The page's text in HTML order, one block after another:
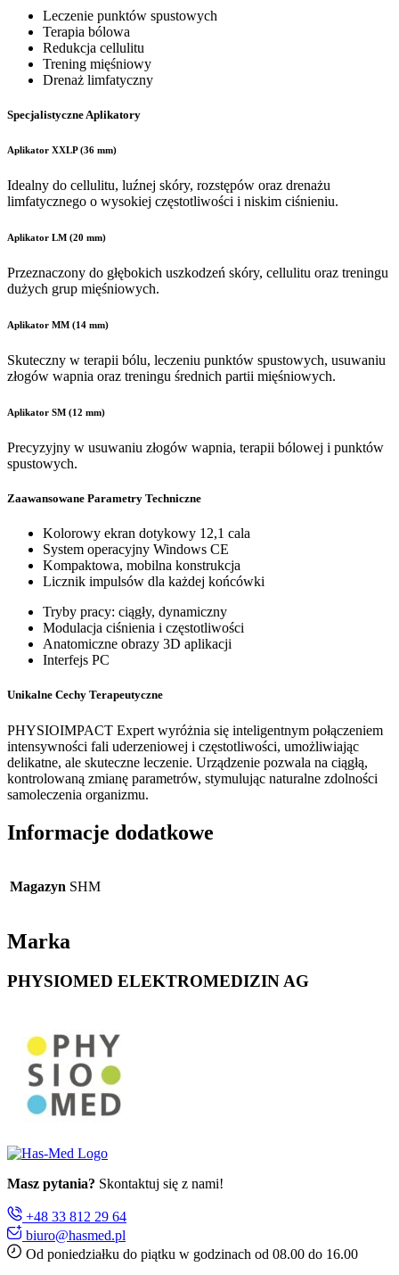
Leczenie punktów spustowych
Terapia bólowa
Redukcja cellulitu
Trening mięśniowy
Drenaż limfatyczny
Specjalistyczne Aplikatory
Aplikator XXLP (36 mm)
Idealny do cellulitu, luźnej skóry, rozstępów oraz drenażu
limfatycznego o wysokiej częstotliwości i niskim ciśnieniu.
Aplikator LM (20 mm)
Przeznaczony do głębokich uszkodzeń skóry, cellulitu oraz treningu
dużych grup mięśniowych.
Aplikator MM (14 mm)
Skuteczny w terapii bólu, leczeniu punktów spustowych, usuwaniu
złogów wapnia oraz treningu średnich partii mięśniowych.
Aplikator SM (12 mm)
Precyzyjny w usuwaniu złogów wapnia, terapii bólowej i punktów
spustowych.
Zaawansowane Parametry Techniczne
Kolorowy ekran dotykowy 12,1 cala
System operacyjny Windows CE
Kompaktowa, mobilna konstrukcja
Licznik impulsów dla każdej końcówki
Tryby pracy: ciągły, dynamiczny
Modulacja ciśnienia i częstotliwości
Anatomiczne obrazy 3D aplikacji
Interfejs PC
Unikalne Cechy Terapeutyczne
PHYSIOIMPACT Expert wyróżnia się inteligentnym połączeniem
intensywności fali uderzeniowej i częstotliwości, umożliwiając
delikatne, ale skuteczne leczenie. Urządzenie pozwala na ciągłą,
kontrolowaną zmianę parametrów, stymulując naturalne zdolności
samoleczenia organizmu.
Informacje dodatkowe
Magazyn SHM
Marka
PHYSIOMED ELEKTROMEDIZIN AG
Masz pytania? Skontaktuj się z nami!
+48 33 812 29 64
biuro@hasmed.pl
Od poniedziałku do piątku w godzinach od 08.00 do 16.00